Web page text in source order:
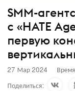
SMM-
с «HATE
первую
27 Мар 2024
Поделиться: